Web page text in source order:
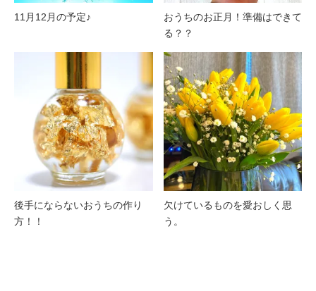
11月12月の予定♪
おうちのお正月！準備はできて
る？？
後手にならないおうちの作り
方！！
欠けているものを愛おしく思
う。